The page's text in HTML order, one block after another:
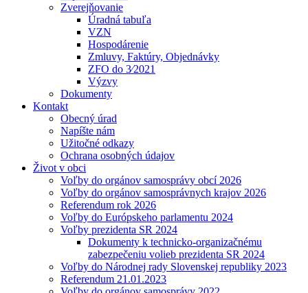
Zverejňovanie
Úradná tabuľa
VZN
Hospodárenie
Zmluvy, Faktúry, Objednávky
ZFO do 3⁄2021
Výzvy
Dokumenty
Kontakt
Obecný úrad
Napíšte nám
Užitočné odkazy
Ochrana osobných údajov
Život v obci
Voľby do orgánov samosprávy obcí 2026
Voľby do orgánov samosprávnych krajov 2026
Referendum rok 2026
Voľby do Európskeho parlamentu 2024
Voľby prezidenta SR 2024
Dokumenty k technicko-organizačnému
zabezpečeniu volieb prezidenta SR 2024
Voľby do Národnej rady Slovenskej republiky 2023
Referendum 21.01.2023